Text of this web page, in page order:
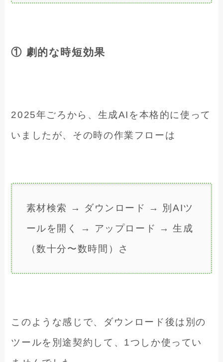
① 劇的な時短効果
2025年ごろから、生成AIを本格的に使って
いましたが、その時の作業フローは
素材検索 → ダウンロード → 別AIツ
ールを開く → アップロード → 生成
（数十分〜数時間）さ
このような感じで、ダウンロード後は別の
ツールを別途契約して、1つしか使ってい